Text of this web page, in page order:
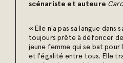
scénariste et auteure
« Elle n'a pas sa langue dans
toujours prête à défoncer
jeune femme qui se bat pour
et l'égalité entre tous. Elle